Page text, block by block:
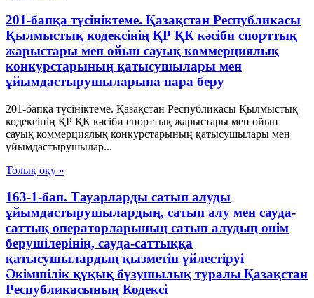
201-бапқа түсініктеме. Қазақстан Республикасы
Қылмыстық кодексінің ҚР ҚК кәсіби спорттық
жарыстары мен ойын сауық коммерциялық
конкурстарының қатысушылары мен
ұйымдастырушыларына пара беру
201-бапқа түсініктеме. Қазақстан Республикасы Қылмыстық
кодексінің ҚР ҚК кәсіби спорттық жарыстары мен ойын
сауық коммерциялық конкурстарының қатысушылары мен
ұйымдастырушылар...
Толық оқу »
163-1-бап. Тауарларды сатып алуды
ұйымдастырушылардың, сатып алу мен сауда-
саттық операторларының сатып алудың өнім
берушілерінің, сауда-саттыққа
қатысушылардың қызметін үйлестіруі
Әкімшілік құқық бұзушылық туралы Қазақстан
Республикасының Кодексі